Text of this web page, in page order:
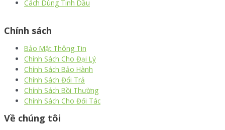
Cách Dùng Tinh Dầu
Chính sách
Bảo Mật Thông Tin
Chính Sách Cho Đại Lý
Chính Sách Bảo Hành
Chính Sách Đổi Trả
Chính Sách Bồi Thường
Chính Sách Cho Đối Tác
Về chúng tôi